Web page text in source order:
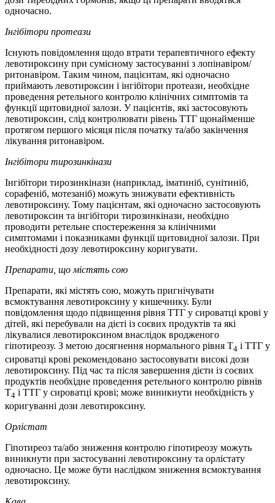
одночасно.
Інгібітори протеази
Існують повідомлення щодо втрати терапевтичного ефекту
левотироксину при сумісному застосуванні з лопінавіром/
ритонавіром. Таким чином, пацієнтам, які одночасно
приймають левотироксин і інгібітори протеази, необхідне
проведення ретельного контролю клінічних симптомів та
функції щитовидної залози. У пацієнтів, які застосовують
левотироксин, слід контролювати рівень ТТГ щонайменше
протягом першого місяця після початку та/або закінчення
лікування ритонавіром.
Інгібітори тирозинкінази
Інгібітори тирозинкінази (наприклад, іматиніб, сунітиніб,
сорафеніб, мотезаніб) можуть знижувати ефективність
левотироксину. Тому пацієнтам, які одночасно застосовують
левотироксин та інгібітори тирозинкінази, необхідно
проводити ретельне спостереження за клінічними
симптомами і показниками функції щитовидної залози. При
необхідності дозу левотироксину коригувати.
Препарати, що містять сою
Препарати, які містять сою, можуть пригнічувати
всмоктування левотироксину у кишечнику. Були
повідомлення щодо підвищення рівня ТТГ у сироватці крові у
дітей, які перебували на дієті із соєвих продуктів та які
лікувалися левотироксином внаслідок вродженого
гіпотиреозу. З метою досягнення нормального рівня Т4 і ТТГ у
сироватці крові рекомендовано застосовувати високі дози
левотироксину. Під час та після завершення дієти із соєвих
продуктів необхідне проведення ретельного контролю рівнів
Т4 і ТТГ у сироватці крові; може виникнути необхідність у
коригуванні дози левотироксину.
Орлістат
Гіпотиреоз та/або зниження контролю гіпотиреозу можуть
виникнути при застосуванні левотироксину та орлістату
одночасно. Це може бути наслідком зниження всмоктування
левотироксину.